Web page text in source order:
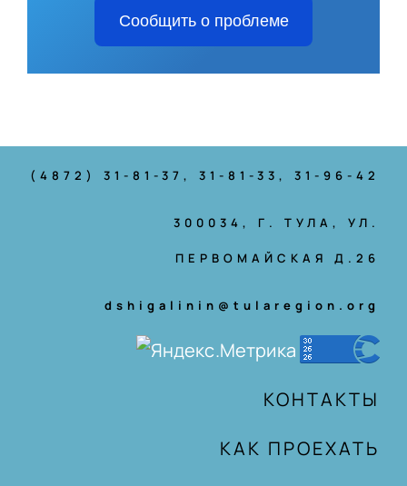
Сообщить о проблеме
(4872) 31-81-37, 31-81-33, 31-96-42
300034, Г. ТУЛА, УЛ.
ПЕРВОМАЙСКАЯ Д.26
dshigalinin@tularegion.org
КОНТАКТЫ
КАК ПРОЕХАТЬ